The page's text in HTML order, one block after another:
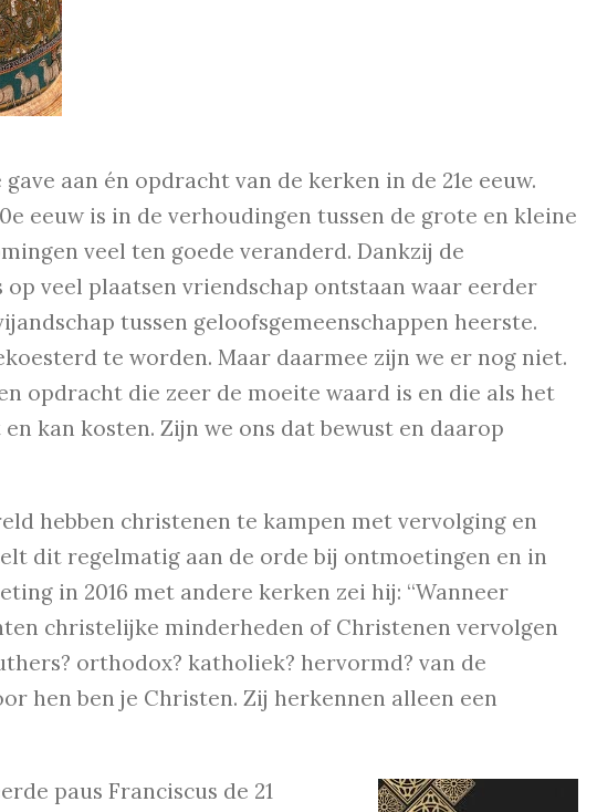
aan én opdracht van de kerken in de 21e eeuw.
eeuw is in de verhoudingen tussen de grote en kleine
veel ten goede veranderd. Dankzij de
op veel plaatsen vriendschap ontstaan waar eerder
tussen geloofsgemeenschappen heerste.
te worden. Maar daarmee zijn we er nog niet.
opdracht die zeer de moeite waard is en die als het
kan kosten. Zijn we ons dat bewust en daarop
hebben christenen te kampen met vervolging en
dit regelmatig aan de orde bij ontmoetingen en in
in 2016 met andere kerken zei hij: “Wanneer
christelijke minderheden of Christenen vervolgen
orthodox? katholiek? hervormd? van de
hen ben je Christen. Zij herkennen alleen een
paus Franciscus de 21